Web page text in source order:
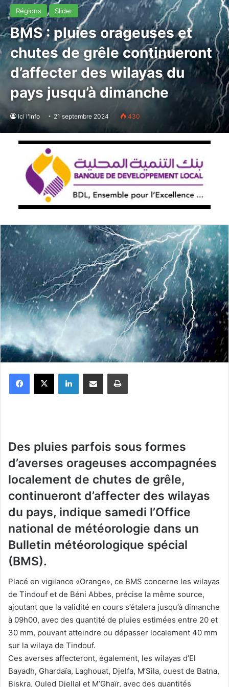
Régions Slider
BMS : pluies orageuses et
chutes de grêle continueront
d’affecter des wilayas du
pays jusqu’à dimanche
Ici l'Info 21 septembre 2024 430
Des pluies parfois sous formes
d’averses orageuses accompagnées
localement de chutes de grêle,
continueront d’affecter des wilayas
du pays, indique samedi l’Office
national de météorologie dans un
Bulletin météorologique spécial
(BMS).
Placé en vigilance «Orange», ce BMS concerne les wilayas
de Tindouf et de Béni Abbes, précise la même source,
ajoutant que la validité en cours s’étalera jusqu’à dimanche
à 09h00, avec des quantité de pluies estimées entre 20 et
30 mm, pouvant atteindre ou dépasser localement 40 mm
sur la wilaya de Tindouf.
Ces averses affecteront, également, les wilayas d’El
Bayadh, Ghardaïa, Laghouat, Djelfa, M’Sila, ouest de Batna,
Biskra, Ouled Djellal et M’Ghaïr, avec des quantités